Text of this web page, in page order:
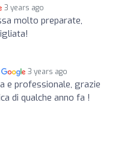
3 years ago
molto preparate,
3 years ago
e professionale, grazie
di qualche anno fa !